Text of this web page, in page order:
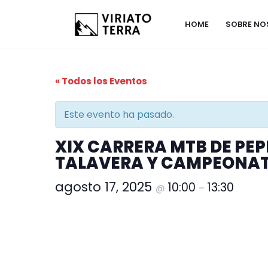
HOME SOBRE
« Todos los Eventos
Este evento ha pasado.
XIX CARRERA MTB DE
TALAVERA Y
agosto 17, 2025 @ 10:00 – 13:30